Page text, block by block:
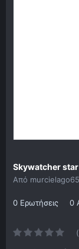
Skywatcher
Από
0 Ερωτήσεις 0